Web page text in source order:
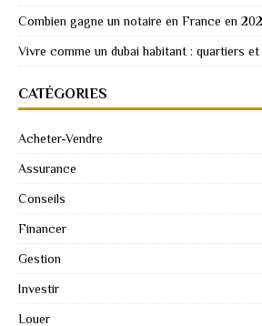
Combien gagne un notaire en France en
Vivre comme un dubai habitant : quartiers
CATÉGORIES
Acheter-Vendre
Assurance
Conseils
Financer
Gestion
Investir
Louer